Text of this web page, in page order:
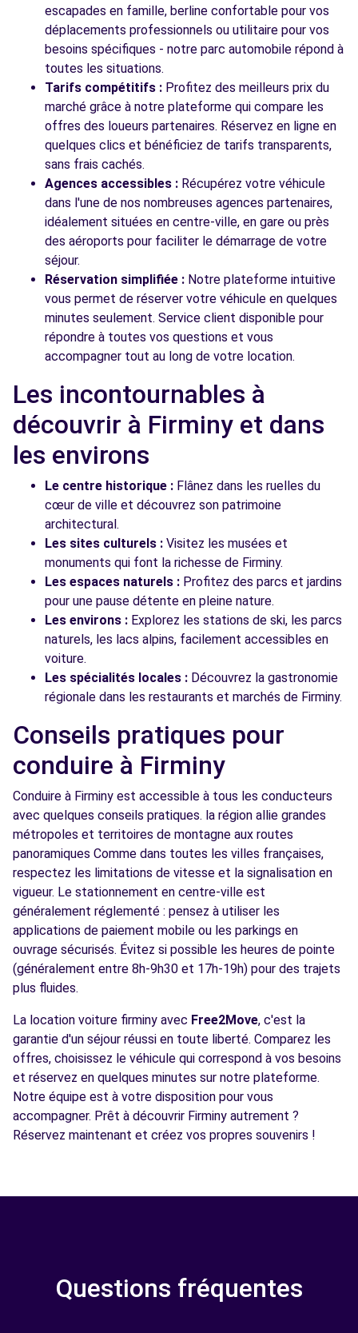
Voir toutes les agences
escapades en famille, berline confortable pour vos
déplacements professionnels ou utilitaire pour vos
besoins spécifiques - notre parc automobile répond à
toutes les situations.
Tarifs compétitifs : Profitez des meilleurs prix du
marché grâce à notre plateforme qui compare les
offres des loueurs partenaires. Réservez en ligne en
quelques clics et bénéficiez de tarifs transparents,
sans frais cachés.
Agences accessibles : Récupérez votre véhicule
dans l'une de nos nombreuses agences partenaires,
idéalement situées en centre-ville, en gare ou près
des aéroports pour faciliter le démarrage de votre
séjour.
Réservation simplifiée : Notre plateforme intuitive
vous permet de réserver votre véhicule en quelques
minutes seulement. Service client disponible pour
répondre à toutes vos questions et vous
accompagner tout au long de votre location.
Les incontournables à
découvrir à Firminy et dans
les environs
Le centre historique : Flânez dans les ruelles du
cœur de ville et découvrez son patrimoine
architectural.
Les sites culturels : Visitez les musées et
monuments qui font la richesse de Firminy.
Les espaces naturels : Profitez des parcs et jardins
pour une pause détente en pleine nature.
Les environs : Explorez les stations de ski, les parcs
naturels, les lacs alpins, facilement accessibles en
voiture.
Les spécialités locales : Découvrez la gastronomie
régionale dans les restaurants et marchés de Firminy.
Conseils pratiques pour
conduire à Firminy
Conduire à Firminy est accessible à tous les conducteurs
avec quelques conseils pratiques. la région allie grandes
métropoles et territoires de montagne aux routes
panoramiques Comme dans toutes les villes françaises,
respectez les limitations de vitesse et la signalisation en
vigueur. Le stationnement en centre-ville est
généralement réglementé : pensez à utiliser les
applications de paiement mobile ou les parkings en
ouvrage sécurisés. Évitez si possible les heures de pointe
(généralement entre 8h-9h30 et 17h-19h) pour des trajets
plus fluides.
La location voiture firminy avec Free2Move, c'est la
garantie d'un séjour réussi en toute liberté. Comparez les
offres, choisissez le véhicule qui correspond à vos besoins
et réservez en quelques minutes sur notre plateforme.
Notre équipe est à votre disposition pour vous
accompagner. Prêt à découvrir Firminy autrement ?
Réservez maintenant et créez vos propres souvenirs !
Questions fréquentes